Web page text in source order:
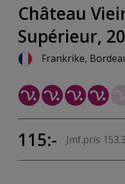
Château
Supérieur,
Frankrike,
115:- Jmf.pris